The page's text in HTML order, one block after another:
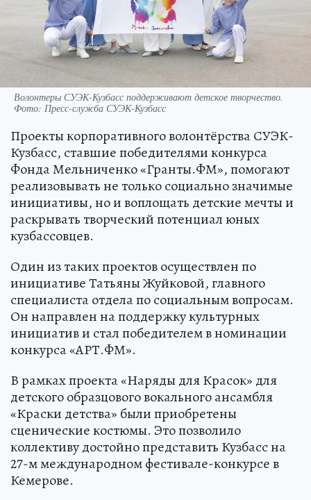
Волонтеры СУЭК-Кузбасс поддерживают детское творчество.
Фото: Пресс-служба СУЭК-Кузбасс
Проекты корпоративного волонтёрства СУЭК-
Кузбасс, ставшие победителями конкурса
Фонда Мельниченко «Гранты.ФМ», помогают
реализовывать не только социально значимые
инициативы, но и воплощать детские мечты и
раскрывать творческий потенциал юных
кузбассовцев.
Один из таких проектов осуществлен по
инициативе Татьяны Жуйковой, главного
специалиста отдела по социальным вопросам.
Он направлен на поддержку культурных
инициатив и стал победителем в номинации
конкурса «АРТ.ФМ».
В рамках проекта «Наряды для Красок» для
детского образцового вокального ансамбля
«Краски детства» были приобретены
сценические костюмы. Это позволило
коллективу достойно представить Кузбасс на
27-м международном фестивале-конкурсе в
Кемерове.